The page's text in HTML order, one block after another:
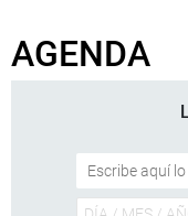
AGENDA